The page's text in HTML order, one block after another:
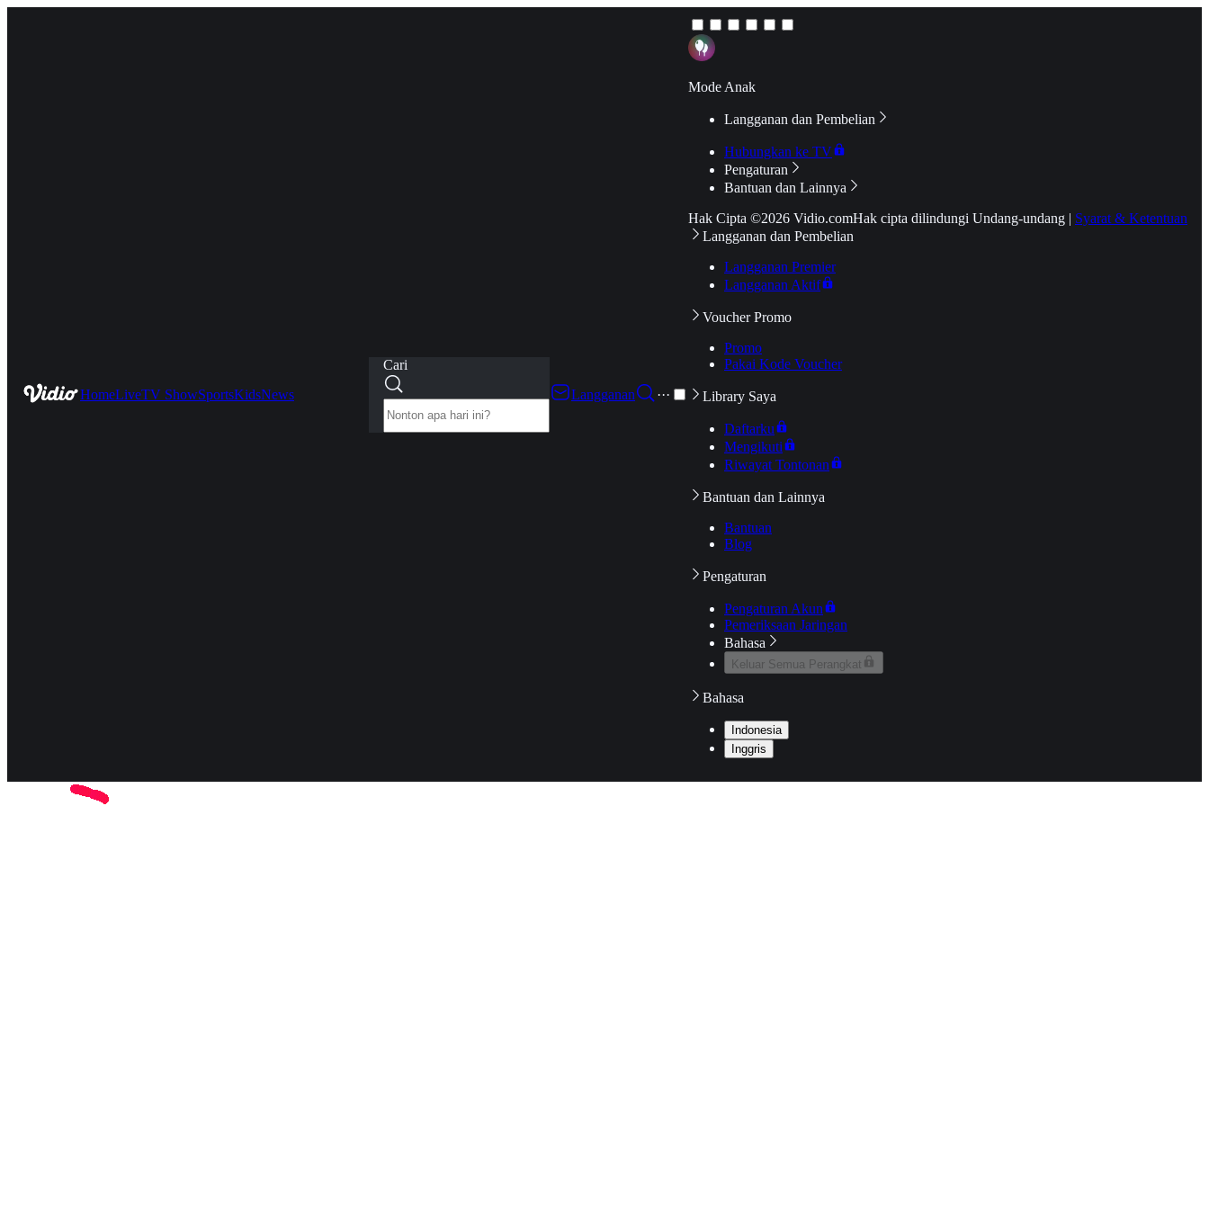
HomeLiveTV ShowSportsKidsNews
Cari
Langganan
···
Mode Anak
Langganan dan Pembelian
Hubungkan ke TV
Pengaturan
Bantuan dan Lainnya
Hak Cipta ©2026 Vidio.comHak cipta dilindungi Undang-undang | Syarat & Ketentuan
Langganan dan Pembelian
Langganan Premier
Langganan Aktif
Voucher Promo
Promo
Pakai Kode Voucher
Library Saya
Daftarku
Mengikuti
Riwayat Tontonan
Bantuan dan Lainnya
Bantuan
Blog
Pengaturan
Pengaturan Akun
Pemeriksaan Jaringan
Bahasa
Keluar Semua Perangkat
Bahasa
Indonesia
Inggris